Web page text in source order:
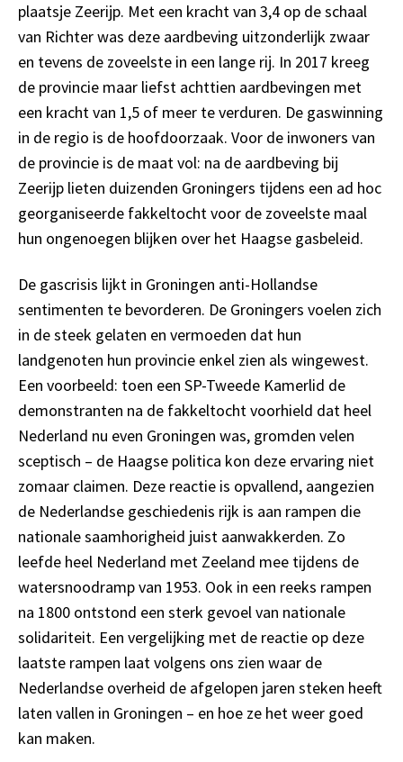
plaatsje Zeerijp. Met een kracht van 3,4 op de schaal
van Richter was deze aardbeving uitzonderlijk zwaar
en tevens de zoveelste in een lange rij. In 2017 kreeg
de provincie maar liefst achttien aardbevingen met
een kracht van 1,5 of meer te verduren. De gaswinning
in de regio is de hoofdoorzaak. Voor de inwoners van
de provincie is de maat vol: na de aardbeving bij
Zeerijp lieten duizenden Groningers tijdens een ad hoc
georganiseerde fakkeltocht voor de zoveelste maal
hun ongenoegen blijken over het Haagse gasbeleid.
De gascrisis lijkt in Groningen anti-Hollandse
sentimenten te bevorderen. De Groningers voelen zich
in de steek gelaten en vermoeden dat hun
landgenoten hun provincie enkel zien als wingewest.
Een voorbeeld: toen een SP-Tweede Kamerlid de
demonstranten na de fakkeltocht voorhield dat heel
Nederland nu even Groningen was, gromden velen
sceptisch – de Haagse politica kon deze ervaring niet
zomaar claimen. Deze reactie is opvallend, aangezien
de Nederlandse geschiedenis rijk is aan rampen die
nationale saamhorigheid juist aanwakkerden. Zo
leefde heel Nederland met Zeeland mee tijdens de
watersnoodramp van 1953. Ook in een reeks rampen
na 1800 ontstond een sterk gevoel van nationale
solidariteit. Een vergelijking met de reactie op deze
laatste rampen laat volgens ons zien waar de
Nederlandse overheid de afgelopen jaren steken heeft
laten vallen in Groningen – en hoe ze het weer goed
kan maken.